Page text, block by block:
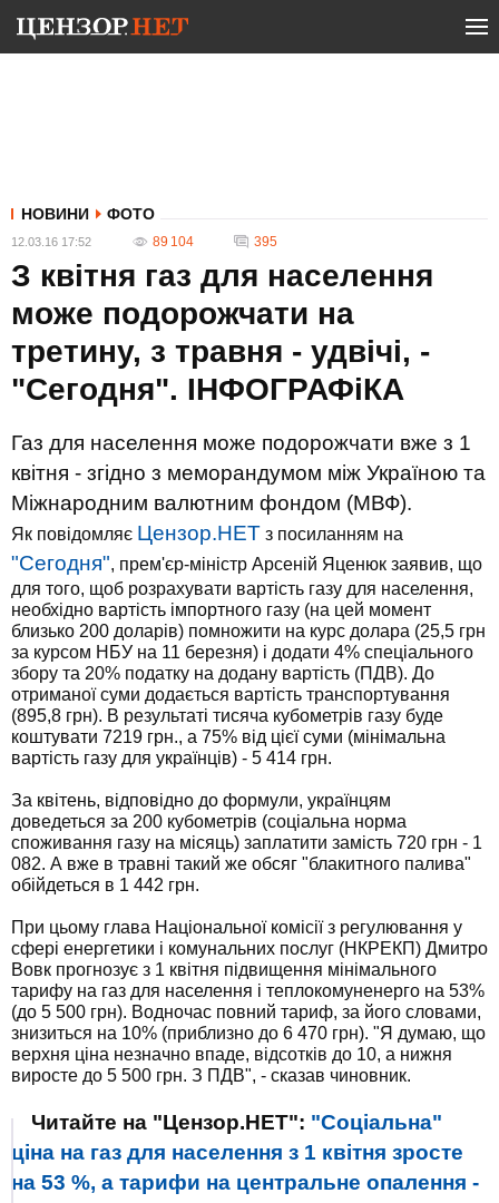
НОВИНИ ФОТО
12.03.16 17:52 89 104 395
З квітня газ для населення
може подорожчати на
третину, з травня - удвічі, -
"Сегодня". ІНФОГРАФіКА
Газ для населення може подорожчати вже з 1
квітня - згідно з меморандумом між Україною та
Міжнародним валютним фондом (МВФ).
Як повідомляє Цензор.НЕТ з посиланням на
"Сегодня", прем'єр-міністр Арсеній Яценюк заявив, що
для того, щоб розрахувати вартість газу для населення,
необхідно вартість імпортного газу (на цей момент
близько 200 доларів) помножити на курс долара (25,5 грн
за курсом НБУ на 11 березня) і додати 4% спеціального
збору та 20% податку на додану вартість (ПДВ). До
отриманої суми додається вартість транспортування
(895,8 грн). В результаті тисяча кубометрів газу буде
коштувати 7219 грн., а 75% від цієї суми (мінімальна
вартість газу для українців) - 5 414 грн.
За квітень, відповідно до формули, українцям
доведеться за 200 кубометрів (соціальна норма
споживання газу на місяць) заплатити замість 720 грн - 1
082. А вже в травні такий же обсяг "блакитного палива"
обійдеться в 1 442 грн.
При цьому глава Національної комісії з регулювання у
сфері енергетики і комунальних послуг (НКРЕКП) Дмитро
Вовк прогнозує з 1 квітня підвищення мінімального
тарифу на газ для населення і теплокомуненерго на 53%
(до 5 500 грн). Водночас повний тариф, за його словами,
знизиться на 10% (приблизно до 6 470 грн). "Я думаю, що
верхня ціна незначно впаде, відсотків до 10, а нижня
виросте до 5 500 грн. З ПДВ", - сказав чиновник.
Читайте на "Цензор.НЕТ": "Соціальна"
ціна на газ для населення з 1 квітня зросте
на 53 %, а тарифи на центральне опалення -